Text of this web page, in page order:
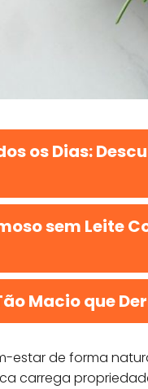
os Dias:
sem Leite
Macio que
estar de forma
carrega